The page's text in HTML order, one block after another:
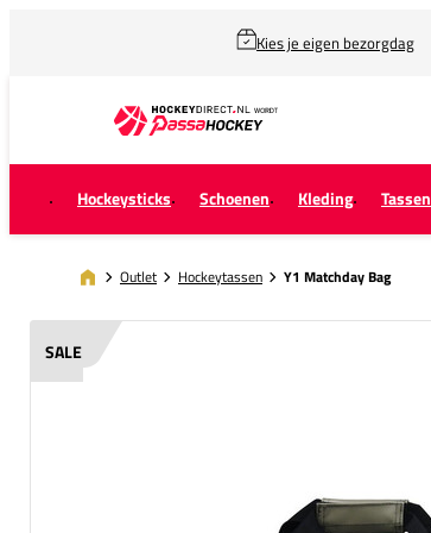
Kies je eigen bezorgdag
Hockeysticks Schoenen Kleding Tassen
Outlet Hockeytassen Y1 Matchday Bag
SALE